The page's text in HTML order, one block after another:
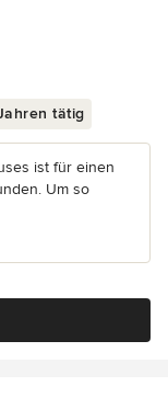
tätig
ist für einen
Um so